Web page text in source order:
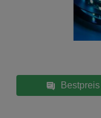
Bestpreis